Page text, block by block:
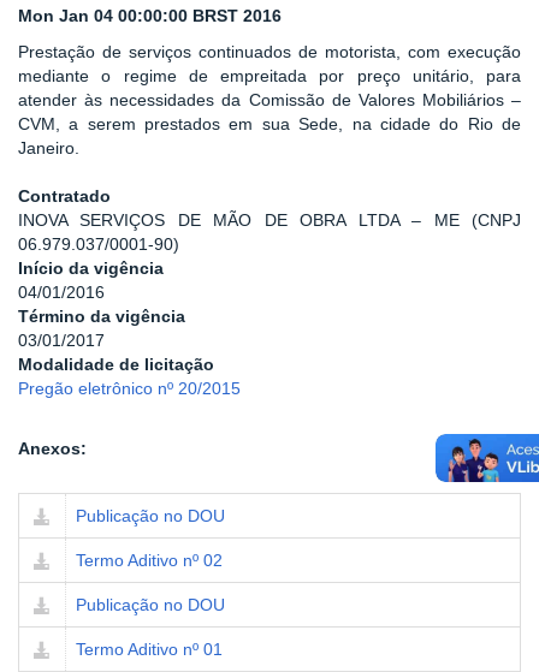
Mon Jan 04 00:00:00 BRST 2016
Prestação de serviços continuados de motorista, com execução
mediante o regime de empreitada por preço unitário, para
atender às necessidades da Comissão de Valores Mobiliários –
CVM, a serem prestados em sua Sede, na cidade do Rio de
Janeiro.
Contratado
INOVA SERVIÇOS DE MÃO DE OBRA LTDA – ME (CNPJ
06.979.037/0001-90)
Início da vigência
04/01/2016
Término da vigência
03/01/2017
Modalidade de licitação
Pregão eletrônico nº 20/2015
Anexos:
Publicação no DOU
Termo Aditivo nº 02
Publicação no DOU
Termo Aditivo nº 01